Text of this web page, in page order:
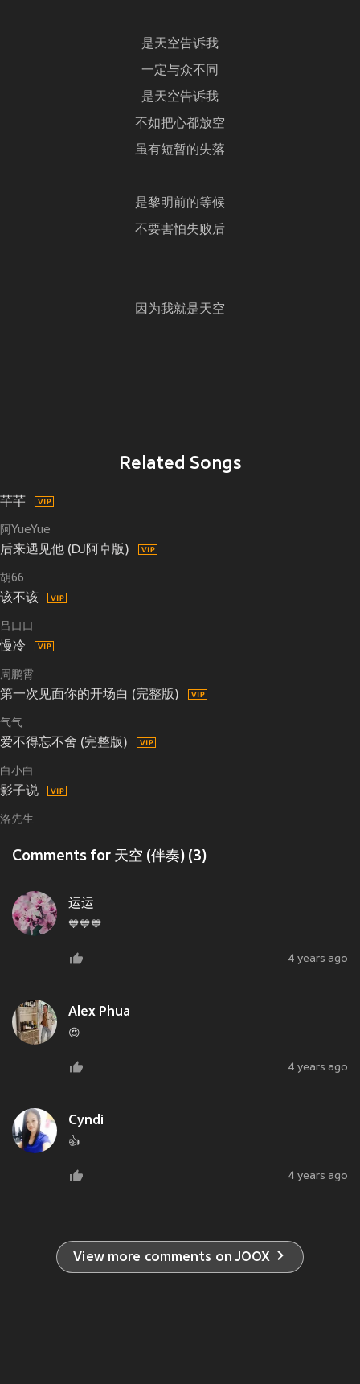
是天空告诉我
一定与众不同
是天空告诉我
不如把心都放空
虽有短暂的失落
是黎明前的等候
不要害怕失败后
因为我就是天空
Related Songs
芊芊
阿YueYue
后来遇见他 (DJ阿卓版)
胡66
该不该
吕口口
慢冷
周鹏霄
第一次见面你的开场白 (完整版)
气气
爱不得忘不舍 (完整版)
白小白
影子说
洛先生
Comments for 天空 (伴奏) (3)
运运
💙💙💙
4 years ago
Alex Phua
😍
4 years ago
Cyndi
👍
4 years ago
View more comments on JOOX